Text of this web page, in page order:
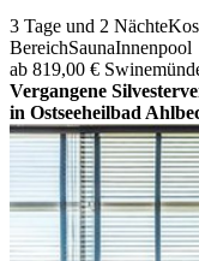
3 Tage und 2 Nächte
BereichSaunaInnenpool
ab 819,00 €
Vergangene
in Ostseeheilbad